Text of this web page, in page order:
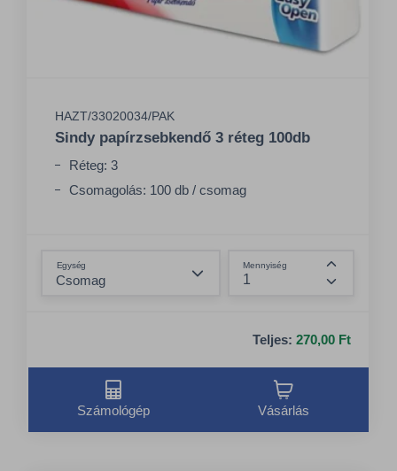
HAZT/33020034/PAK
Sindy papírzsebkendő 3 réteg 100db
Réteg: 3
Csomagolás: 100 db / csomag
Egység Mennyiség
Összeg
Teljes: 270,00 Ft
Számológép Vásárlás